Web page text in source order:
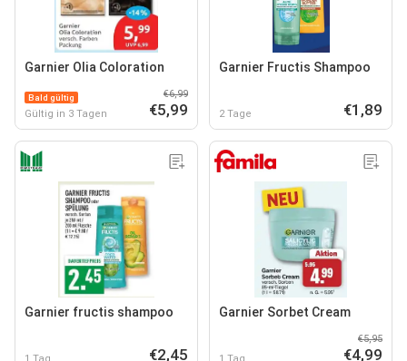
Garnier Olia Coloration
Bald gültig
Gültig in 3 Tagen
€6,99
€5,99
Garnier Fructis Shampoo
2 Tage €1,89
Garnier fructis shampoo
1 Tag €2,45
Garnier Sorbet Cream
1 Tag
€5,95
€4,99